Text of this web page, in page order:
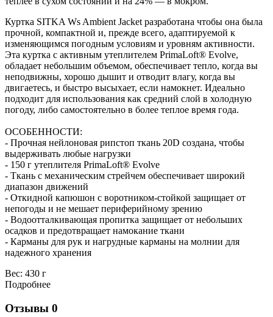
Куртка SITKA Ws Ambient Jacket разработана чтобы она была
прочной, компактной и, прежде всего, адаптируемой к
изменяющимся погодным условиям и уровням активности.
Эта куртка с активным утеплителем PrimaLoft® Evolve,
обладает небольшим объемом, обеспечивает тепло, когда вы
неподвижны, хорошо дышит и отводит влагу, когда вы
двигаетесь, и быстро высыхает, если намокнет. Идеально
подходит для использования как средний слой в холодную
погоду, либо самостоятельно в более теплое время года.
ОСОБЕННОСТИ:
- Прочная нейлоновая рипстоп ткань 20D создана, чтобы
выдерживать любые нагрузки
- 150 г утеплителя PrimaLoft® Evolve
- Ткань с механическим стрейчем обеспечивает широкий
диапазон движений
- Откидной капюшон с воротником-стойкой защищает от
непогоды и не мешает периферийному зрению
- Водоотталкивающая пропитка защищает от небольших
осадков и предотвращает намокание ткани
- Карманы для рук и нагрудные карманы на молнии для
надежного хранения
Вес: 430 г
Подробнее
Отзывы 0